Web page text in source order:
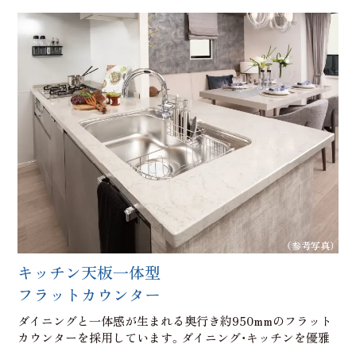
（参考写真）
キッチン天板一体型
フラットカウンター
ダイニングと一体感が生まれる奥行き約950mmのフラット
カウンターを採用しています。ダイニング・キッチンを優雅